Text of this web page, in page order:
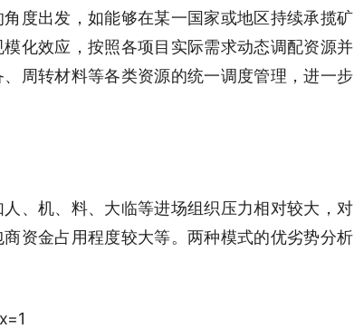
度出发，如能够在某一国家或地区持续承揽矿
化效应，按照各项目实际需求动态调配资源并
周转材料等各类资源的统一调度管理，进一步
、机、料、大临等进场组织压力相对较大，对
资金占用程度较大等。两种模式的优劣势分析